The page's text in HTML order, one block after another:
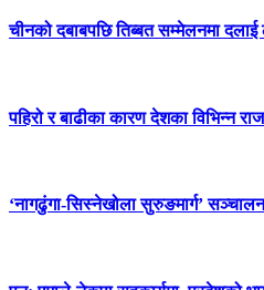
चीनको दबाबपछि तिब्बत सम्मेलनमा
पहिरो र बाढीका कारण देशका विभिन्न
‘नागढुंगा-सिस्नेखोला सुरुङमार्ग’